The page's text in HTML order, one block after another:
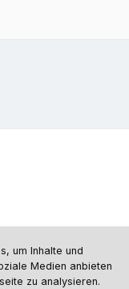
um Inhalte und
Medien anbieten
zu analysieren.